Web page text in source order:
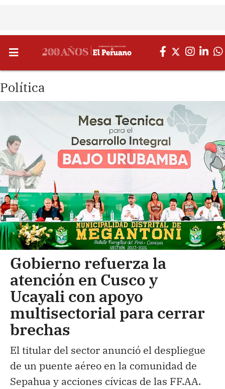
Política
Gobierno refuerza la
atención en Cusco y
Ucayali con apoyo
multisectorial para cerrar
brechas
El titular del sector anunció el despliegue
de un puente aéreo en la comunidad de
Sepahua y acciones cívicas de las FF.AA.